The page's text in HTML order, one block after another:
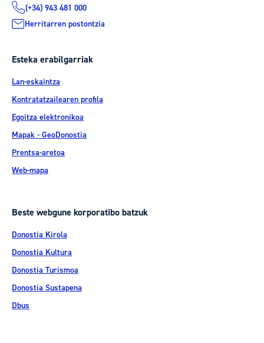
(+34) 943 481 000
Herritarren postontzia
Esteka erabilgarriak
Lan-eskaintza
Kontratatzailearen profila
Egoitza elektronikoa
Mapak - GeoDonostia
Prentsa-aretoa
Web-mapa
Beste webgune korporatibo batzuk
Donostia Kirola
Donostia Kultura
Donostia Turismoa
Donostia Sustapena
Dbus